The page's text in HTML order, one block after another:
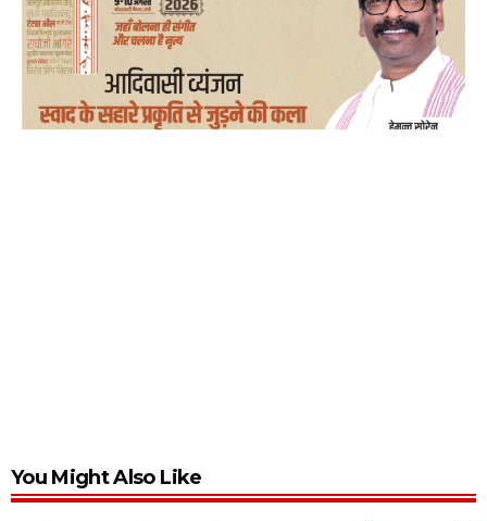
You Might Also Like